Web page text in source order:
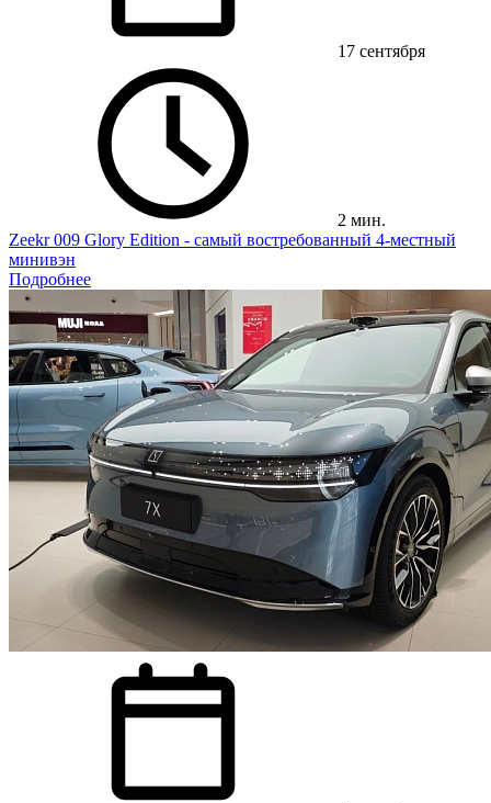
17 сентября
2 мин.
Zeekr 009 Glory Edition - самый востребованный 4-местный
минивэн
Подробнее